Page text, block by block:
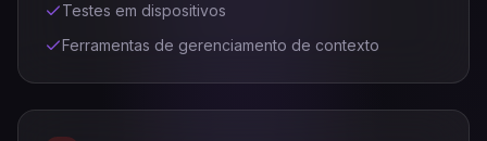
Testes em dispositivos
Ferramentas de gerenciamento de contexto